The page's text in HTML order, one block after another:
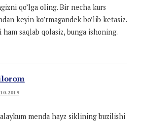
qo’lga oling. Bir necha kurs
keyin ko’rmagandek bo’lib ketasiz.
saqlab qolasiz, bunga ishoning.
menda hayz siklining buzilishi